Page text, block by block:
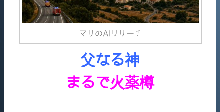
マサのAIリサーチ
父なる神
まるで火薬樽